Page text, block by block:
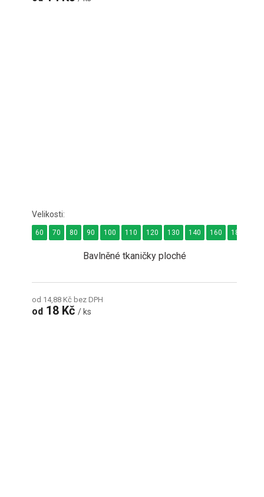
Bavlněné tkaničky ploché
od 14,88 Kč bez DPH
od 18 Kč/ ks
60 70 80 90 100 110 120 130 140 160 180